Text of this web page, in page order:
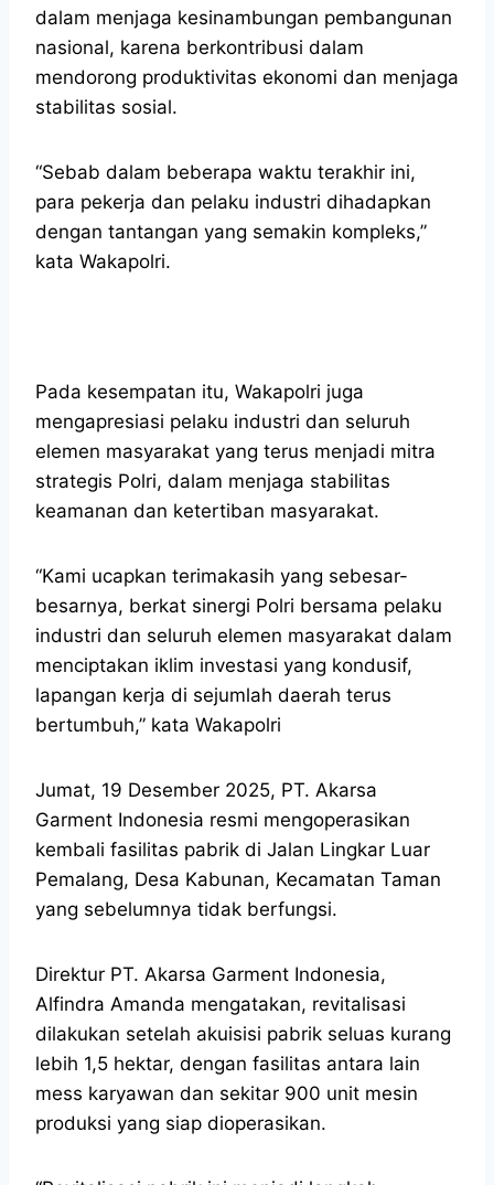
dalam menjaga kesinambungan pembangunan
nasional, karena berkontribusi dalam
mendorong produktivitas ekonomi dan menjaga
stabilitas sosial.
“Sebab dalam beberapa waktu terakhir ini,
para pekerja dan pelaku industri dihadapkan
dengan tantangan yang semakin kompleks,”
kata Wakapolri.
Pada kesempatan itu, Wakapolri juga
mengapresiasi pelaku industri dan seluruh
elemen masyarakat yang terus menjadi mitra
strategis Polri, dalam menjaga stabilitas
keamanan dan ketertiban masyarakat.
“Kami ucapkan terimakasih yang sebesar-
besarnya, berkat sinergi Polri bersama pelaku
industri dan seluruh elemen masyarakat dalam
menciptakan iklim investasi yang kondusif,
lapangan kerja di sejumlah daerah terus
bertumbuh,” kata Wakapolri
Jumat, 19 Desember 2025, PT. Akarsa
Garment Indonesia resmi mengoperasikan
kembali fasilitas pabrik di Jalan Lingkar Luar
Pemalang, Desa Kabunan, Kecamatan Taman
yang sebelumnya tidak berfungsi.
Direktur PT. Akarsa Garment Indonesia,
Alfindra Amanda mengatakan, revitalisasi
dilakukan setelah akuisisi pabrik seluas kurang
lebih 1,5 hektar, dengan fasilitas antara lain
mess karyawan dan sekitar 900 unit mesin
produksi yang siap dioperasikan.